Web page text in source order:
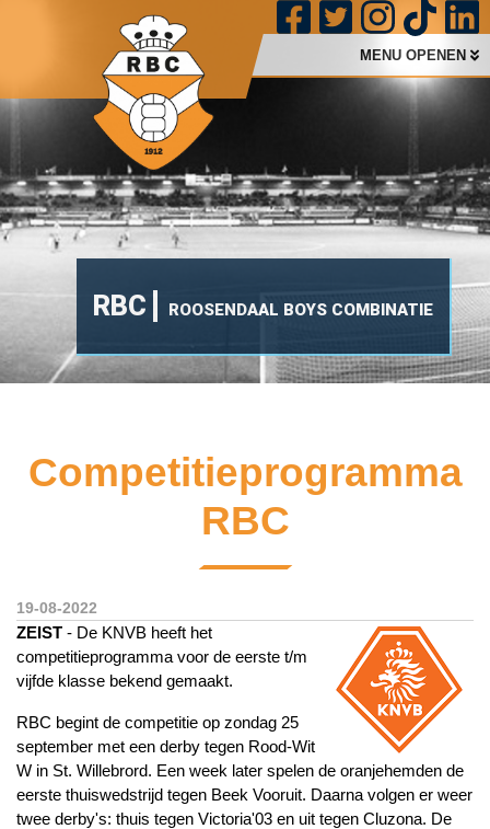
RBC ROOSENDAAL BOYS COMBINATIE
MENU OPENEN
Competitieprogramma
RBC
19-08-2022
ZEIST - De KNVB heeft het
competitieprogramma voor de eerste t/m
vijfde klasse bekend gemaakt.
RBC begint de competitie op zondag 25
september met een derby tegen Rood-Wit
W in St. Willebrord. Een week later spelen de oranjehemden de
eerste thuiswedstrijd tegen Beek Vooruit. Daarna volgen er weer
twee derby's: thuis tegen Victoria'03 en uit tegen Cluzona. De